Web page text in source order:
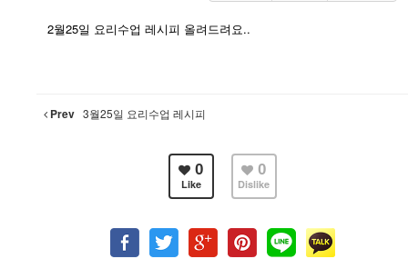
2월25일 요리수업 레시피 올려드려요..
Prev 3월25일 요리수업 레시피
0
Like
0
Dislike